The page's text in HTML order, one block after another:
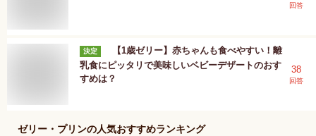
回答
決定
【1歳ゼリー】赤ちゃんも食べやすい！離
乳食にピッタリで美味しいベビーデザートのおす
すめは？
38
回答
ゼリー・プリンの人気おすすめランキング